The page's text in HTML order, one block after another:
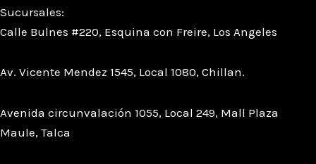
Sucursales:
Calle Bulnes #220, Esquina con Freire, Los Angeles
Av. Vicente Mendez 1545, Local 1080, Chillan.
Avenida circunvalación 1055, Local 249, Mall Plaza
Maule, Talca